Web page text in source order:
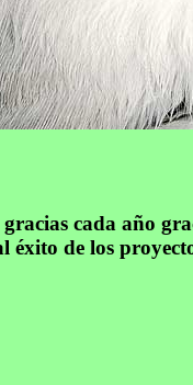
cada año
éxito de los